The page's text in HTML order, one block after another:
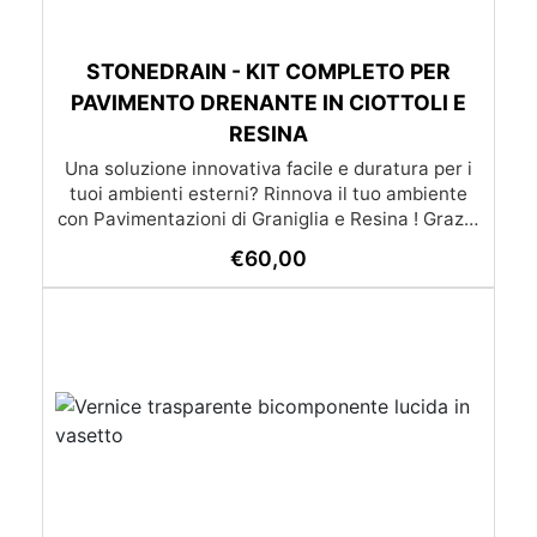
STONEDRAIN - KIT COMPLETO PER
PAVIMENTO DRENANTE IN CIOTTOLI E
RESINA
Una soluzione innovativa facile e duratura per i
tuoi ambienti esterni? Rinnova il tuo ambiente
con Pavimentazioni di Graniglia e Resina ! Grazie
trasformare qualsiasi superficie diventa un gioco
da ragazzi: l’applicazione è molto semplice e –
posatori. oppure se preferisci puoi chiedere un
preventivo su misura già con posa inclusa
(servizio disponibile solo su certe province)
€60,00